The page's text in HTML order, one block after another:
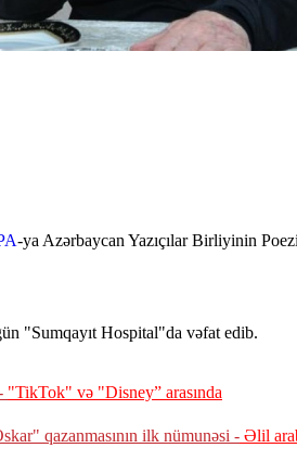
-ya Azərbaycan Yazıçılar Birliyinin
"Sumqayıt Hospital"da vəfat edib.
"TikTok" və "Disney” arasında
qazanmasının ilk nümunəsi - Əlil